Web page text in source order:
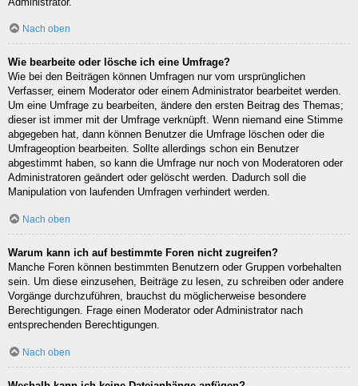
Nach oben
Wie bearbeite oder lösche ich eine Umfrage?
Wie bei den Beiträgen können Umfragen nur vom ursprünglichen
Verfasser, einem Moderator oder einem Administrator bearbeitet werden.
Um eine Umfrage zu bearbeiten, ändere den ersten Beitrag des Themas;
dieser ist immer mit der Umfrage verknüpft. Wenn niemand eine Stimme
abgegeben hat, dann können Benutzer die Umfrage löschen oder die
Umfrageoption bearbeiten. Sollte allerdings schon ein Benutzer
abgestimmt haben, so kann die Umfrage nur noch von Moderatoren oder
Administratoren geändert oder gelöscht werden. Dadurch soll die
Manipulation von laufenden Umfragen verhindert werden.
Nach oben
Warum kann ich auf bestimmte Foren nicht zugreifen?
Manche Foren können bestimmten Benutzern oder Gruppen vorbehalten
sein. Um diese einzusehen, Beiträge zu lesen, zu schreiben oder andere
Vorgänge durchzuführen, brauchst du möglicherweise besondere
Berechtigungen. Frage einen Moderator oder Administrator nach
entsprechenden Berechtigungen.
Nach oben